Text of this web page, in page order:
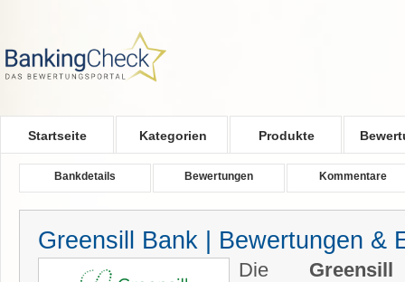
Startseite Kategorien Produkte
Bankdetails Bewertungen Kommentare
Greensill Bank | Bewertungen &
Die